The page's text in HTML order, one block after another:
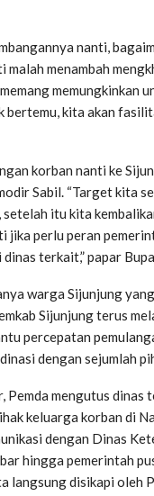
nanti,
malah menambah
memungkinkan
bertemu, kita akan
korban nanti ke
Sabil. “Target kita
setelah itu kita
jika perlu peran
terkait,” papar
warga Sijunjung
Sijunjung terus
percepatan
dengan sejumlah
Pemda mengutus dinas
keluarga korban di
dengan Dinas
hingga pemerintah
langsung disikapi oleh